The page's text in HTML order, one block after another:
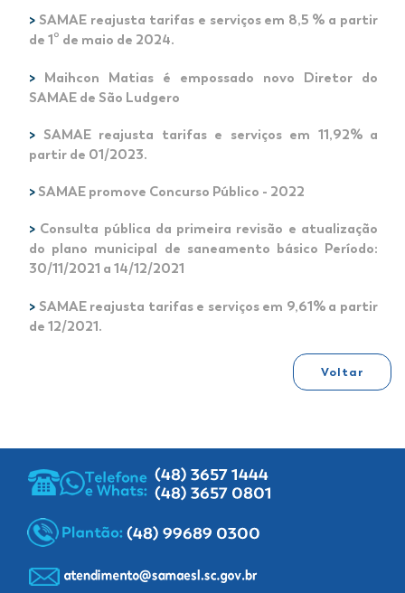
> SAMAE reajusta tarifas e serviços em 8,5 % a partir
de 1º de maio de 2024.
>
Maihcon Matias é empossado novo Diretor do
SAMAE de São Ludgero
> SAMAE reajusta tarifas e serviços em 11,92% a
partir de 01/2023.
> SAMAE promove Concurso Público - 2022
> Consulta pública da primeira revisão e atualização
do plano municipal de saneamento básico Período:
30/11/2021 a 14/12/2021
> SAMAE reajusta tarifas e serviços em 9,61% a partir
de 12/2021.
Voltar